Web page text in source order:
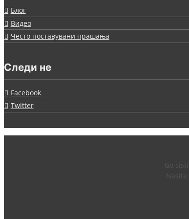
Блог
Видео
Често поставувани прашања
Следи не
Facebook
Twitter
Go